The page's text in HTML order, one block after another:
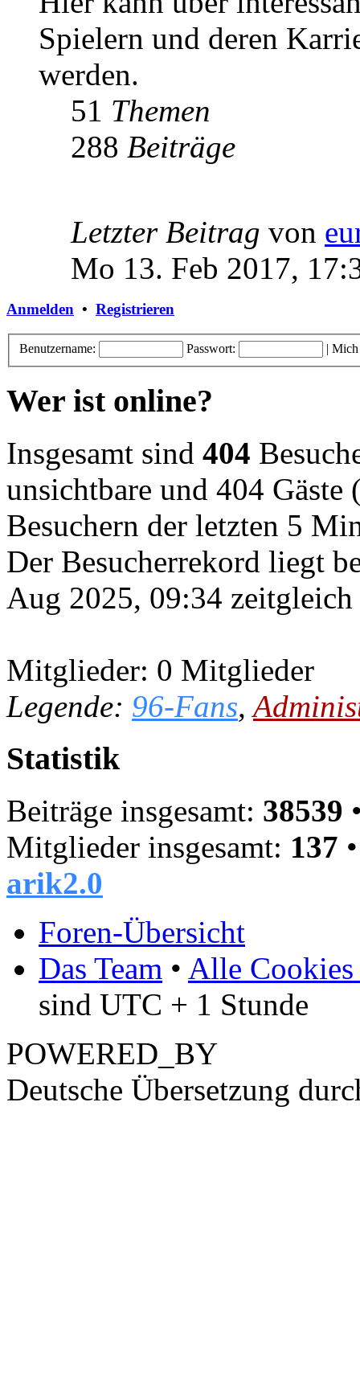
Spielern und deren
werden.
51 Themen
288 Beiträge
Letzter Beitrag von
Mo 13. Feb 2017,
Anmelden • Registrieren
Benutzername: Passwort: | Mich
Wer ist online?
Insgesamt sind 404
unsichtbare und 404 Gäste
Besuchern der letzten 5
Der Besucherrekord liegt
Aug 2025, 09:34
Mitglieder: 0 Mitglieder
Legende: 96-Fans,
Statistik
Beiträge insgesamt: 38539
Mitglieder insgesamt: 137
arik2.0
Foren-Übersicht
Das Team • Alle Cookies
sind UTC + 1 Stunde
POWERED_BY
Deutsche Übersetzung